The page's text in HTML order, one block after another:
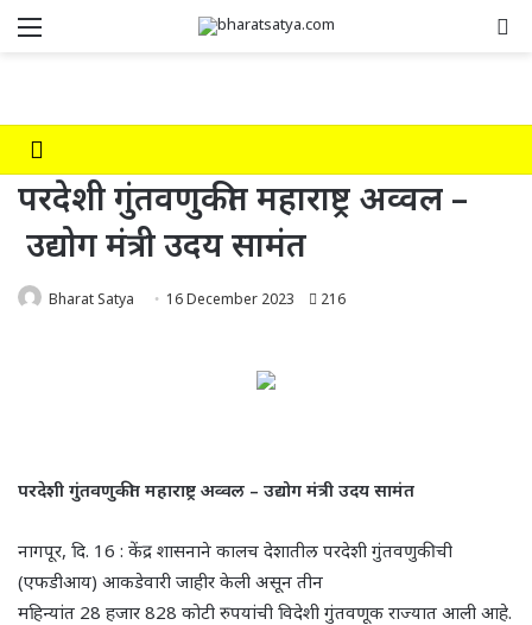
Menu
परदेशी गुंतवणुकीत महाराष्ट्र अव्वल –
उद्योग मंत्री उदय सामंत
Bharat Satya 16 December 2023 216
परदेशी गुंतवणुकीत महाराष्ट्र अव्वल – उद्योग मंत्री उदय सामंत
नागपूर, दि. 16 : केंद्र शासनाने कालच देशातील परदेशी गुंतवणुकीची
(एफडीआय) आकडेवारी जाहीर केली असून तीन
महिन्यांत 28 हजार 828 कोटी रुपयांची विदेशी गुंतवणूक राज्यात आली आहे.